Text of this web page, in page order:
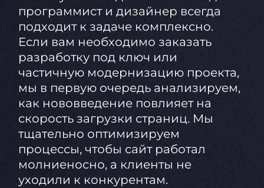
программист и дизайнер всегда
подходит к задаче комплексно.
Если вам необходимо заказать
разработку под ключ или
частичную модернизацию проекта,
мы в первую очередь анализируем,
как нововведение повлияет на
скорость загрузки страниц. Мы
тщательно оптимизируем
процессы, чтобы сайт работал
молниеносно, а клиенты не
уходили к конкурентам.